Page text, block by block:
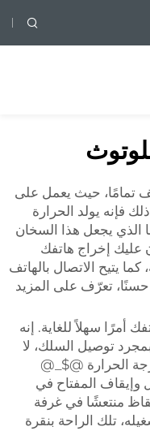
تمامًا، حيث يعمل على
فإنه يولد الحرارة
الذي يجعل هذا السخان
عليك إخراج هاتفك
يتيح الاتصال بالهاتف
حسنًا، تعرّف على المزيد
سهلاً للغاية. إنه
توصيل السلك، لا
الحرارة @$_@
المفتاح في
منتعشًا في غرفة
تلك الراحة بنقرة